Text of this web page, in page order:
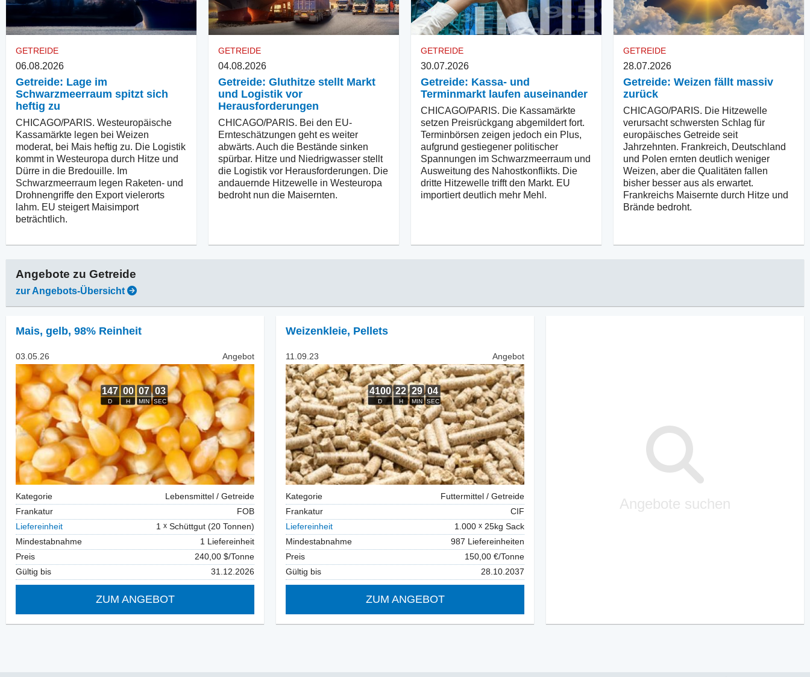
GETREIDE
06.08.2026
Getreide: Lage im
Schwarzmeerraum spitzt sich
heftig zu
CHICAGO/PARIS. Westeuropäische
Kassamärkte legen bei Weizen
moderat, bei Mais heftig zu. Die Logistik
kommt in Westeuropa durch Hitze und
Dürre in die Bredouille. Im
Schwarzmeerraum legen Raketen- und
Drohnengriffe den Export vielerorts
lahm. EU steigert Maisimport
beträchtlich.
GETREIDE
04.08.2026
Getreide: Gluthitze stellt Markt
und Logistik vor
Herausforderungen
CHICAGO/PARIS. Bei den EU-
Ernteschätzungen geht es weiter
abwärts. Auch die Bestände sinken
spürbar. Hitze und Niedrigwasser stellt
die Logistik vor Herausforderungen. Die
andauernde Hitzewelle in Westeuropa
bedroht nun die Maisernten.
GETREIDE
30.07.2026
Getreide: Kassa- und
Terminmarkt laufen auseinander
CHICAGO/PARIS. Die Kassamärkte
setzen Preisrückgang abgemildert fort.
Terminbörsen zeigen jedoch ein Plus,
aufgrund gestiegener politischer
Spannungen im Schwarzmeerraum und
Ausweitung des Nahostkonflikts. Die
dritte Hitzewelle trifft den Markt. EU
importiert deutlich mehr Mehl.
GETREIDE
28.07.2026
Getreide: Weizen fällt massiv
zurück
CHICAGO/PARIS. Die Hitzewelle
verursacht schwersten Schlag für
europäisches Getreide seit
Jahrzehnten. Frankreich, Deutschland
und Polen ernten deutlich weniger
Weizen, aber die Qualitäten fallen
bisher besser aus als erwartet.
Frankreichs Maisernte durch Hitze und
Brände bedroht.
Angebote zu Getreide
zur Angebots-Übersicht
Mais, gelb, 98% Reinheit
03.05.26 Angebot
Kategorie
Lebensmittel / Getreide
Frankatur
FOB
Liefereinheit
1
Schüttgut (20 Tonnen)
Mindestabnahme
1 Liefereinheit
Preis
240,00 $/Tonne
Gültig bis
31.12.2026
ZUM ANGEBOT
Weizenkleie, Pellets
11.09.23 Angebot
Kategorie
Futtermittel / Getreide
Frankatur
CIF
Liefereinheit
1.000
25kg Sack
Mindestabnahme
987 Liefereinheiten
Preis
150,00 €/Tonne
Gültig bis
28.10.2037
ZUM ANGEBOT
Angebote suchen